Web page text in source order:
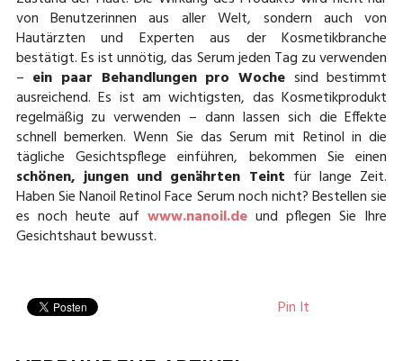
von Benutzerinnen aus aller Welt, sondern auch von
Hautärzten und Experten aus der Kosmetikbranche
bestätigt. Es ist unnötig, das Serum jeden Tag zu verwenden
– ein paar Behandlungen pro Woche sind bestimmt
ausreichend. Es ist am wichtigsten, das Kosmetikprodukt
regelmäßig zu verwenden – dann lassen sich die Effekte
schnell bemerken. Wenn Sie das Serum mit Retinol in die
tägliche Gesichtspflege einführen, bekommen Sie einen
schönen, jungen und genährten Teint für lange Zeit.
Haben Sie Nanoil Retinol Face Serum noch nicht? Bestellen sie
es noch heute auf www.nanoil.deund pflegen Sie Ihre
Gesichtshaut bewusst.
Pin It